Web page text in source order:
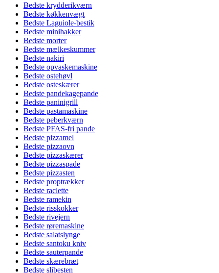
Bedste krydderikværn
Bedste køkkenvægt
Bedste Laguiole-bestik
Bedste minihakker
Bedste morter
Bedste mælkeskummer
Bedste nakiri
Bedste opvaskemaskine
Bedste ostehøvl
Bedste osteskærer
Bedste pandekagepande
Bedste paninigrill
Bedste pastamaskine
Bedste peberkværn
Bedste PFAS-fri pande
Bedste pizzamel
Bedste pizzaovn
Bedste pizzaskærer
Bedste pizzaspade
Bedste pizzasten
Bedste proptrækker
Bedste raclette
Bedste ramekin
Bedste risskokker
Bedste rivejern
Bedste røremaskine
Bedste salatslynge
Bedste santoku kniv
Bedste sauterpande
Bedste skærebræt
Bedste slibesten